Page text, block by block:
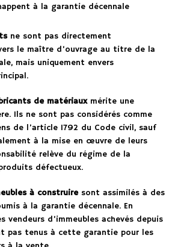
à la garantie décennale
ne sont pas directement
le maître d’ouvrage au titre de la
mais uniquement envers
de matériauxmérite une
Ils ne sont pas considérés comme
de l’article 1792 du Code civil, sauf
à la mise en œuvre de leurs
relève du régime de la
défectueux.
à construiresont assimilés à des
à la garantie décennale. En
vendeurs d’immeubles achevés depuis
pas tenus à cette garantie pour les